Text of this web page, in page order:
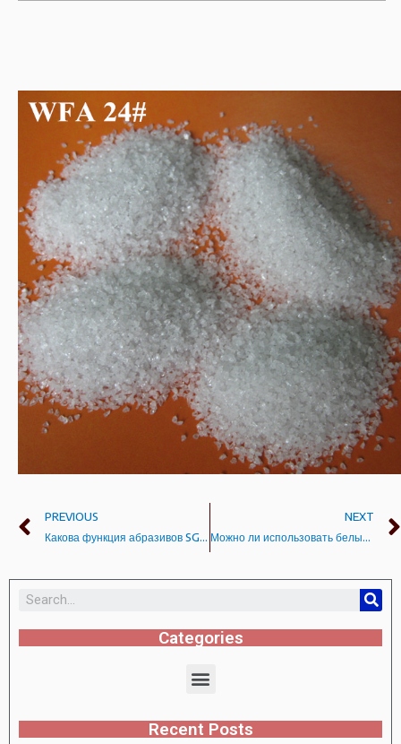
PREVIOUS
Какова функция абразивов SG в керамических шлифовальных кругах?
NEXT
Можно ли использовать белый корунд для пескоструйной обработки отливок из алюминиевого стержня?
Categories
Recent Posts